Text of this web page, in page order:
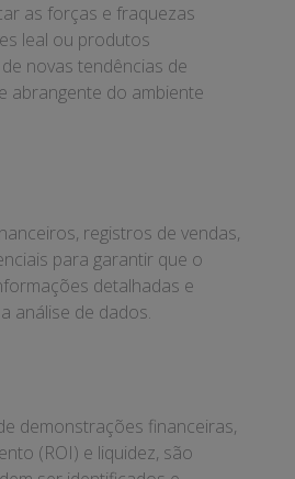
as forças e fraquezas
leal ou produtos
novas tendências de
abrangente do ambiente
registros de vendas,
para garantir que o
detalhadas e
análise de dados.
demonstrações financeiras,
(ROI) e liquidez, são